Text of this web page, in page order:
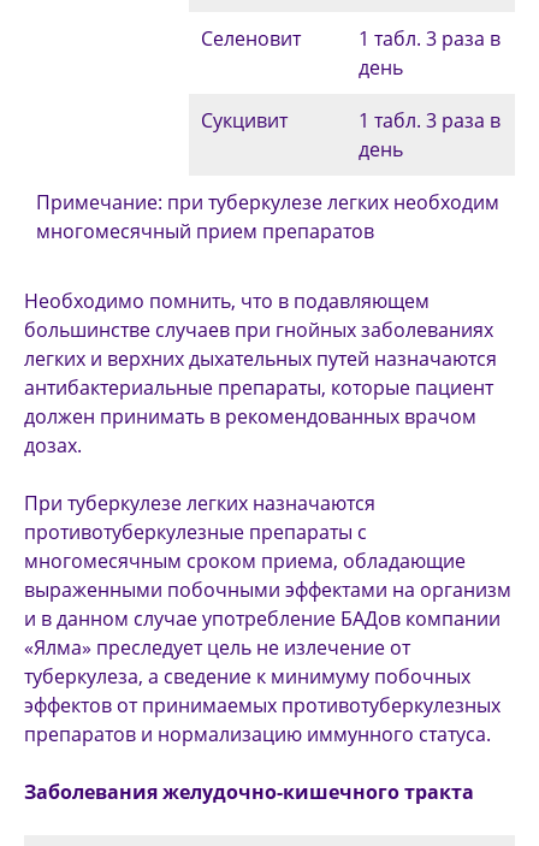
Селеновит
1 табл. 3 раза в
день
Сукцивит
1 табл. 3 раза в
день
Примечание: при туберкулезе легких необходим
многомесячный прием препаратов
Необходимо помнить, что в подавляющем
большинстве случаев при гнойных заболеваниях
легких и верхних дыхательных путей назна­чаются
антибактериальные препараты, которые пациент
должен прини­мать в рекомендованных врачом
дозах.
При туберкулезе легких назначаются
противотуберкулезные пре­параты с
многомесячным сроком приема, обладающие
выраженными побочными эффектами на организм
и в данном случае употребление БАДов компании
«Ялма» преследует цель не излечение от
туберкулеза, а сведение к минимуму побочных
эффектов от принимаемых противотуберкулезных
препаратов и нормализацию иммунного статуса.
Заболевания желудочно-кишечного тракта